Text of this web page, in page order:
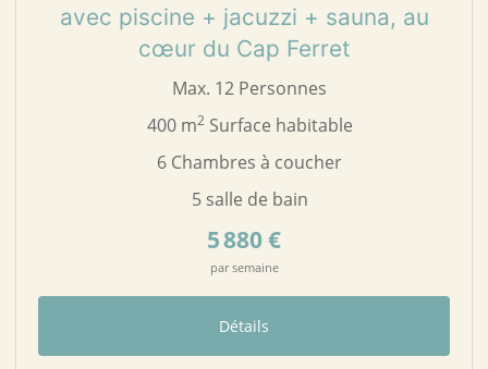
avec piscine + jacuzzi + sauna, au
cœur du Cap Ferret
Max. 12 Personnes
400 m2Surface habitable
6 Chambres à coucher
5 salle de bain
5 880 €
par semaine
Détails